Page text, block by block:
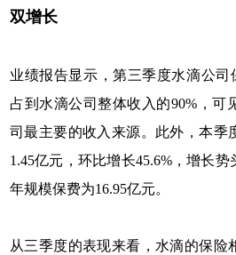
双增长
业绩报告显示，第三季度水滴公司
占到水滴公司整体收入的90%，可
司最主要的收入来源。此外，本季
1.45亿元，环比增长45.6%，增长
年规模保费为16.95亿元。
从三季度的表现来看，水滴的保险